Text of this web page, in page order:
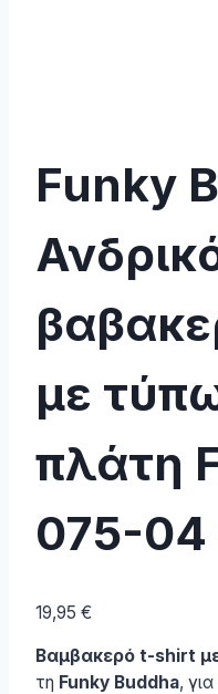
Funky
με
πλάτη
075-04
19,95 €
Βαμβακερό t-shirt
τη Funky Buddha,